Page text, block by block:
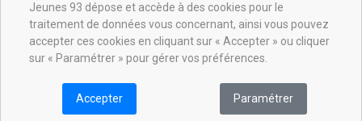
INSCRIPTION NEWSLETTER
Inscrivez-vous à la newsletter pour être informé des événements
et actualités de notre site.
Inscription
Jeunes 93 dépose et accède à des cookies pour le
traitement de données vous concernant, ainsi vous pouvez
accepter ces cookies en cliquant sur « Accepter » ou cliquer
sur « Paramétrer » pour gérer vos préférences.
Accepter Paramétrer